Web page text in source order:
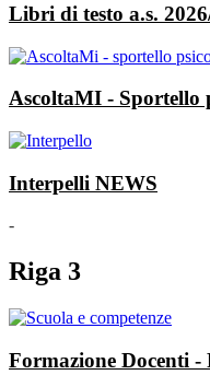
Libri di testo a.s.
AscoltaMI - Sportello
Interpelli NEWS
-
Riga 3
Formazione Docenti -